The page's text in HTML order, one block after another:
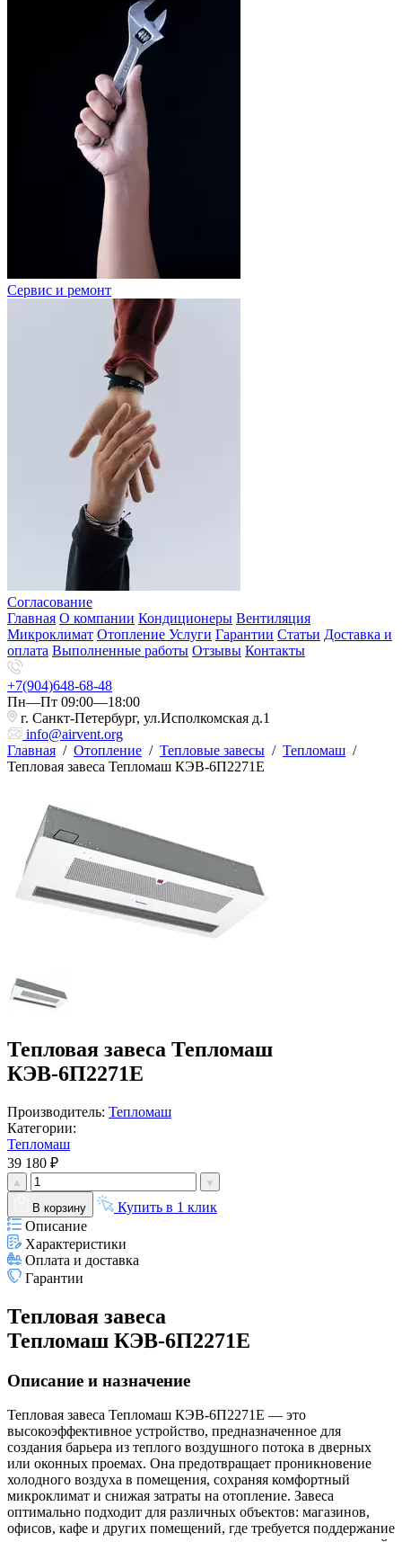
Сервис и ремонт
Согласование
Главная О компании Кондиционеры Вентиляция
Микроклимат Отопление Услуги Гарантии Статьи Доставка и
оплата Выполненные работы Отзывы Контакты
+7(904)648-68-48
Пн—Пт 09:00—18:00
г. Санкт-Петербург, ул.Исполкомская д.1
info@airvent.org
Главная / Отопление / Тепловые завесы / Тепломаш /
Тепловая завеса Тепломаш КЭВ-6П2271E
Тепловая завеса Тепломаш
КЭВ-6П2271E
Производитель: Тепломаш
Категории:
Тепломаш
39 180 ₽
В корзину
Купить в 1 клик
Описание
Характеристики
Оплата и доставка
Гарантии
Тепловая завеса
Тепломаш КЭВ-6П2271E
Описание и назначение
Тепловая завеса Тепломаш КЭВ-6П2271E — это
высокоэффективное устройство, предназначенное для
создания барьера из теплого воздушного потока в дверных
или оконных проемах. Она предотвращает проникновение
холодного воздуха в помещения, сохраняя комфортный
микроклимат и снижая затраты на отопление. Завеса
оптимально подходит для различных объектов: магазинов,
офисов, кафе и других помещений, где требуется поддержание